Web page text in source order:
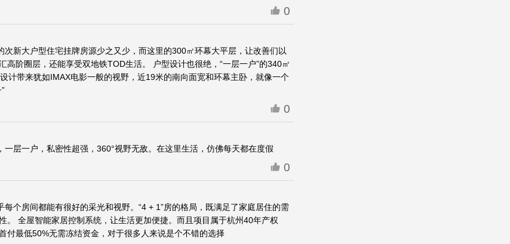
0
次新大户型住宅挂牌房源少之又少，而这里的300㎡环幕大平层，让改善们以
高阶圈层，还能享受双地铁TOD生活。 户型设计也很绝，“一层一户”的340㎡
计带来犹如IMAX电影一般的视野，近19米的南向面宽和环幕主卧，就像一个
0
一层一户，私密性超强，360°视野无敌。在这里生活，仿佛每天都在度假
0
每个房间都能有很好的采光和视野。“4 + 1”房的格局，既满足了家庭居住的需
。 全屋智能家居控制系统，让生活更加便捷。而且项目属于杭州40年产权
付最低50%无需冻结资金，对于很多人来说是个不错的选择